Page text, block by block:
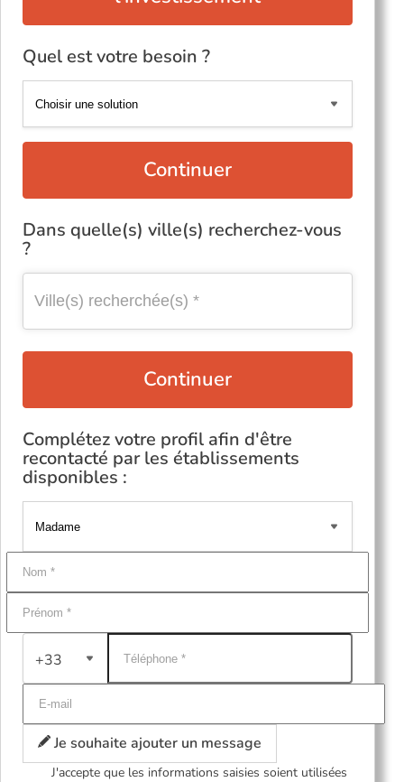
Quel est votre besoin ?
Continuer
Dans quelle(s) ville(s) recherchez-vous
?
Continuer
Complétez votre profil afin d'être
recontacté par les établissements
disponibles :
+33
Je souhaite ajouter un message
J'accepte que les informations saisies soient utilisées